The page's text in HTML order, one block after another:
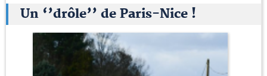
Un ‘’drôle’’ de Paris-Nice !